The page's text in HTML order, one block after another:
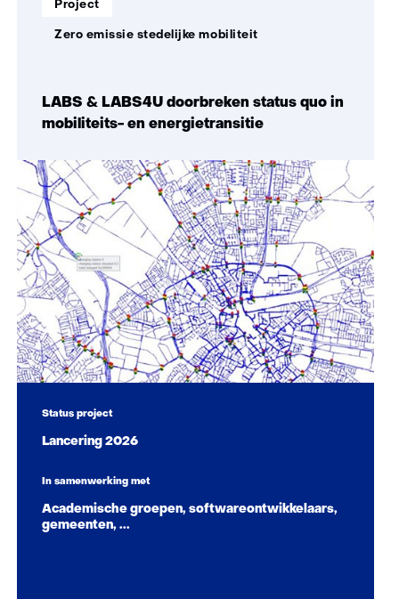
LABS & LABS4U doorbreken status quo in
mobiliteits- en energietransitie
Project
Zero emissie stedelijke mobiliteit
Status project
Lancering 2026
In samenwerking met
Academische groepen, softwareontwikkelaars,
gemeenten, ...